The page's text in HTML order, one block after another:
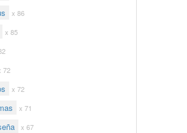
x 86
x 85
72
x 72
x 71
x 67